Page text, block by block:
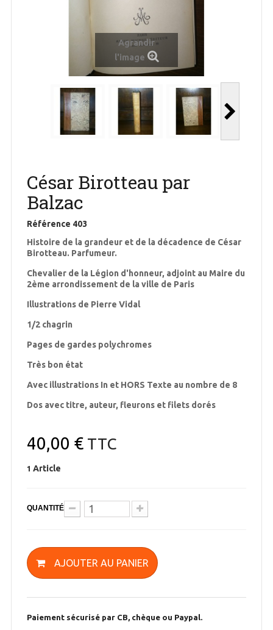
Agrandir
l'image
César Birotteau par
Balzac
Référence 403
Histoire de la grandeur et de la décadence de César
Birotteau. Parfumeur.
Chevalier de la Légion d'honneur, adjoint au Maire du
2ème arrondissement de la ville de Paris
Illustrations de Pierre Vidal
1/2 chagrin
Pages de gardes polychromes
Très bon état
Avec illustrations In et HORS Texte au nombre de 8
Dos avec titre, auteur, fleurons et filets dorés
40,00 €TTC
1 Article
QUANTITÉ
AJOUTER AU PANIER
Paiement sécurisé par CB, chèque ou Paypal.